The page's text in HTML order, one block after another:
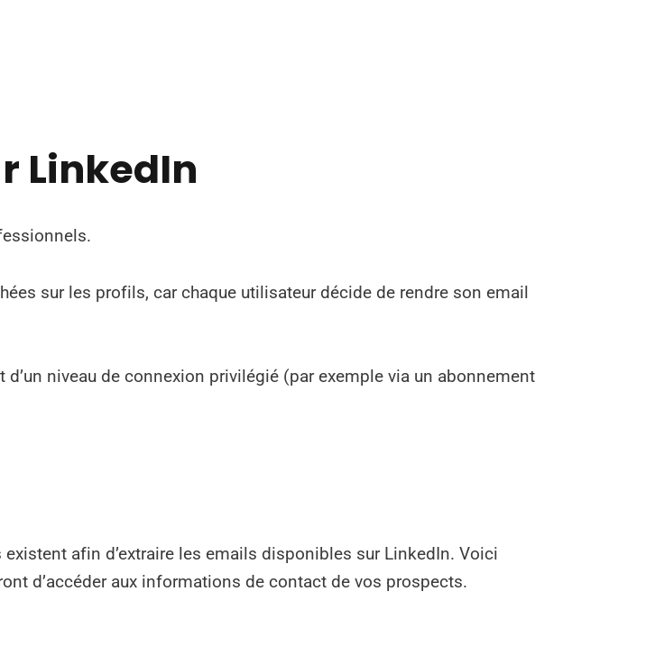
LinkedIn
sur les profils, car chaque utilisateur décide de rendre son email
niveau de connexion privilégié (par exemple via un abonnement
afin d’extraire les emails disponibles sur LinkedIn. Voici
d’accéder aux informations de contact de vos prospects.